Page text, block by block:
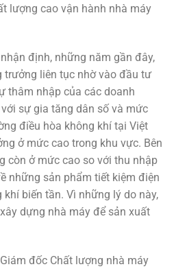
lượng cao vận hành nhà máy
định, những năm gần đây,
trưởng liên tục nhờ vào đầu tư
thâm nhập của các doanh
sự gia tăng dân số và mức
điều hòa không khí tại Việt
ở mức cao trong khu vực. Bên
còn ở mức cao so với thu nhập
những sản phẩm tiết kiệm điện
biến tần. Vì những lý do này,
dựng nhà máy để sản xuất
đốc Chất lượng nhà máy